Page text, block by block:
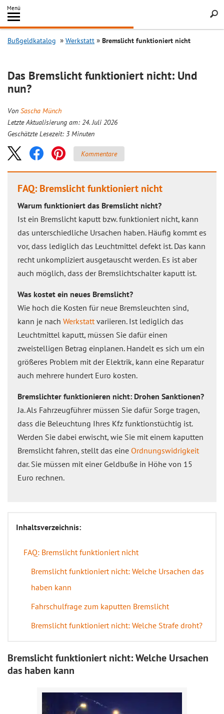
Inhalt
springen
Menü
Search
Bußgeldkatalog Werkstatt Bremslicht funktioniert nicht
Das Bremslicht funktioniert nicht: Und
nun?
Von Sascha Münch
Letzte Aktualisierung am: 24. Juli 2026
Geschätzte Lesezeit: 3 Minuten
Kommentare
FAQ: Bremslicht funktioniert nicht
Warum funktioniert das Bremslicht nicht?
Ist ein Bremslicht kaputt bzw. funktioniert nicht, kann
das unterschiedliche Ursachen haben. Häufig kommt es
vor, dass lediglich das Leuchtmittel defekt ist. Das kann
recht unkompliziert ausgetauscht werden. Es ist aber
auch möglich, dass der Bremslichtschalter kaputt ist.
Was kostet ein neues Bremslicht?
Wie hoch die Kosten für neue Bremsleuchten sind,
kann je nach Werkstattvariieren. Ist lediglich das
Leuchtmittel kaputt, müssen Sie dafür einen
zweistelligen Betrag einplanen. Handelt es sich um ein
größeres Problem mit der Elektrik, kann eine Reparatur
auch mehrere hundert Euro kosten.
Bremslichter funktionieren nicht: Drohen Sanktionen?
Ja. Als Fahrzeugführer müssen Sie dafür Sorge tragen,
dass die Beleuchtung Ihres Kfz funktionstüchtig ist.
Werden Sie dabei erwischt, wie Sie mit einem kaputten
Bremslicht fahren, stellt das eine Ordnungswidrigkeit
dar. Sie müssen mit einer Geldbuße in Höhe von 15
Euro rechnen.
Inhaltsverzeichnis:
FAQ: Bremslicht funktioniert nicht
Bremslicht funktioniert nicht: Welche Ursachen das
haben kann
Fahrschulfrage zum kaputten Bremslicht
Bremslicht funktioniert nicht: Welche Strafe droht?
Bremslicht funktioniert nicht: Welche Ursachen
das haben kann